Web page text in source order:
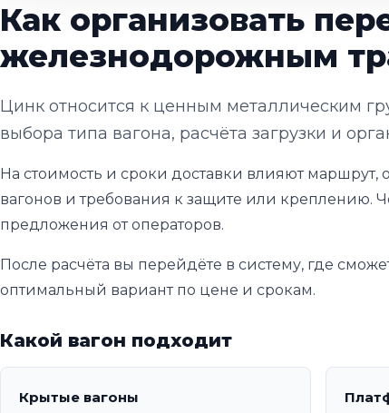
Как организовать
железнодорожным
Цинк относится к ценным металлическим
выбора типа вагона, расчёта загрузки и
На стоимость и сроки доставки влияют маршрут,
вагонов и требования к защите или креплению.
предложения от операторов.
После расчёта вы перейдёте в систему, где
оптимальный вариант по цене и срокам.
Какой вагон подходит
Крытые вагоны